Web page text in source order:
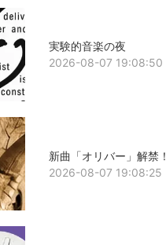
実験的音楽の夜
2026-08-07 19:08:50
新曲「オリバー」解禁！
2026-08-07 19:08:25